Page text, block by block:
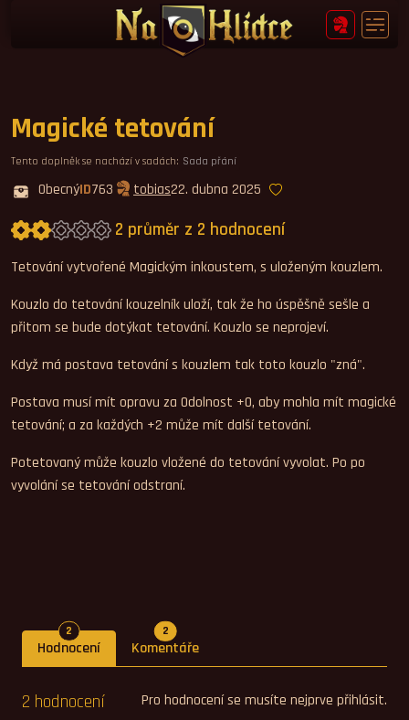
Magické tetování
Tento doplněk se nachází v sadách: Sada přání
ObecnýID763 tobias22. dubna 2025
2 průměr z 2 hodnocení
Průměrné hodnocení 2,0.
Tetování vytvořené Magickým inkoustem, s uloženým kouzlem.
Kouzlo do tetování kouzelník uloží, tak že ho úspěšně sešle a
přitom se bude dotýkat tetování. Kouzlo se neprojeví.
Když má postava tetování s kouzlem tak toto kouzlo "zná".
Postava musí mít opravu za Odolnost +0, aby mohla mít magické
tetování; a za každých +2 může mít další tetování.
Potetovaný může kouzlo vložené do tetování vyvolat. Po po
vyvolání se tetování odstraní.
Hodnocení
2 Počet hodnocení
Komentáře
2Počet komentářů
Pro hodnocení se musíte nejprve přihlásit.
2 hodnocení